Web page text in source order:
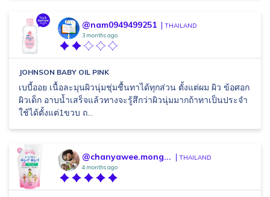
@nam0949499251 THAILAND
3 months ago
JOHNSON BABY OIL PINK
เบบี้ออย เนื้อละมุนผิวนุ่มชุ่มชื้นทาได้ทุกส่วน ตั้งแต่ผม ผิว ข้อศอก
ผิวเด็ก อาบน้ำเสร็จแล้วทางจะรู้สึกว่าผิวนุ่มมากถ้าทาเป็นประจำ
ใช้ได้ตั้งแต่1ขวบ ถ...
@chanyawee.mong... THAILAND
4 months ago